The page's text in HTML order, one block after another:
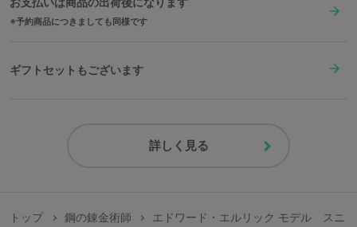
予約商品につきましても同様です
ギフトセットもございます
詳しく見る
トップ 鋼の錬金術師
エドワード・エルリック モデル スニ